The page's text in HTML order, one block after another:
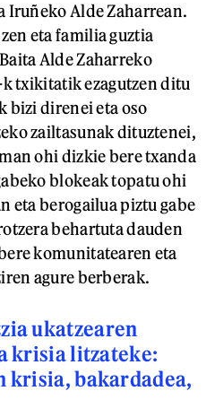
Iruñeko Alde Zaharrean.
eta familia guztia
Alde Zaharreko
txikitatik ezagutzen ditu
bizi direnei eta oso
zailtasunak dituztenei,
ohi dizkie bere txanda
blokeak topatu ohi
eta berogailua piztu gabe
behartuta dauden
komunitatearen eta
agure berberak.
ukatzearen
krisia litzateke:
krisia, bakardadea,